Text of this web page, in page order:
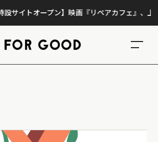
ープン】映画『リペアカフェ』、上映300回の